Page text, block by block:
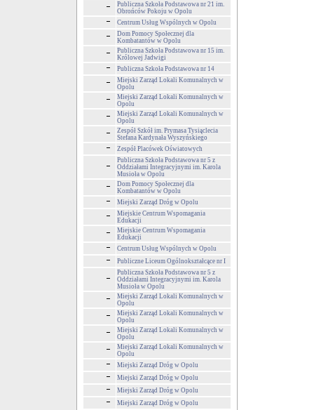
Publiczna Szkoła Podstawowa nr 21 im.
Obrońców Pokoju w Opolu
Centrum Usług Wspólnych w Opolu
Dom Pomocy Społecznej dla
Kombatantów w Opolu
Publiczna Szkoła Podstawowa nr 15 im.
Królowej Jadwigi
Publiczna Szkoła Podstawowa nr 14
Miejski Zarząd Lokali Komunalnych w
Opolu
Miejski Zarząd Lokali Komunalnych w
Opolu
Miejski Zarząd Lokali Komunalnych w
Opolu
Zespół Szkół im. Prymasa Tysiąclecia
Stefana Kardynała Wyszyńskiego
Zespół Placówek Oświatowych
Publiczna Szkoła Podstawowa nr 5 z
Oddziałami Integracyjnymi im. Karola
Musioła w Opolu
Dom Pomocy Społecznej dla
Kombatantów w Opolu
Miejski Zarząd Dróg w Opolu
Miejskie Centrum Wspomagania
Edukacji
Miejskie Centrum Wspomagania
Edukacji
Centrum Usług Wspólnych w Opolu
Publiczne Liceum Ogólnokształcące nr I
Publiczna Szkoła Podstawowa nr 5 z
Oddziałami Integracyjnymi im. Karola
Musioła w Opolu
Miejski Zarząd Lokali Komunalnych w
Opolu
Miejski Zarząd Lokali Komunalnych w
Opolu
Miejski Zarząd Lokali Komunalnych w
Opolu
Miejski Zarząd Lokali Komunalnych w
Opolu
Miejski Zarząd Dróg w Opolu
Miejski Zarząd Dróg w Opolu
Miejski Zarząd Dróg w Opolu
Miejski Zarząd Dróg w Opolu